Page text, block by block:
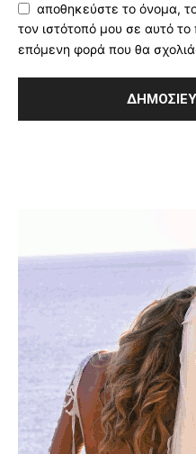
αποθηκεύστε το όνομα,
τον ιστότοπό μου σε αυτό
επόμενη φορά που θα